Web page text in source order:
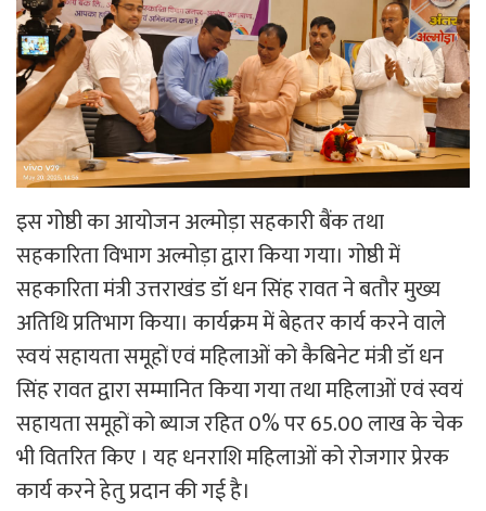
इस गोष्ठी का आयोजन अल्मोड़ा सहकारी बैंक तथा
सहकारिता विभाग अल्मोड़ा द्वारा किया गया। गोष्ठी में
सहकारिता मंत्री उत्तराखंड डॉ धन सिंह रावत ने बतौर मुख्य
अतिथि प्रतिभाग किया। कार्यक्रम में बेहतर कार्य करने वाले
स्वयं सहायता समूहों एवं महिलाओं को कैबिनेट मंत्री डॉ धन
सिंह रावत द्वारा सम्मानित किया गया तथा महिलाओं एवं स्वयं
सहायता समूहों को ब्याज रहित 0% पर 65.00 लाख के चेक
भी वितरित किए । यह धनराशि महिलाओं को रोजगार प्रेरक
कार्य करने हेतु प्रदान की गई है।